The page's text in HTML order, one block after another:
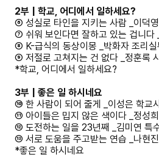
2부 | 학교, 어디에서 일하세요?
⑥ 성실로 타인을 지키는 사람 _이덕
⑦ 쉬워 보인다면 잘하고 있는 겁니다
⑧ K-급식의 동상이몽 _박화자 조리실
⑨ 저절로 고쳐지는 건 없다 _정훈록
*학교, 어디에서 일하세요?
3부 | 좋은 일 하시네요
⑩ 한 사람이 되어 줄게 _이성은 학교
⑪ 아이들은 밉지 않은 색이다 _정성
⑫ 도전하는 일을 23년째 _김미연 특
⑬ 서로 도움을 주고받는 연습 _나현
*좋은 일 하시네요